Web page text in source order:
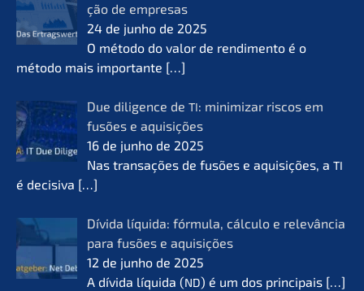
ção de empre­sas
24 de junho de 2025
O método do valor de rendi­men­to é o
método mais importan­te […]
Due diligence de TI: minimi­zar riscos em
fusões e aquisi­ções
16 de junho de 2025
Nas transa­ções de fusões e aquisi­ções, a TI
é decisi­va […]
Dívida líqui­da: fórmu­la, cálcu­lo e relevân­cia
para fusões e aquisi­ções
12 de junho de 2025
A dívida líqui­da (ND) é um dos princi­pais […]